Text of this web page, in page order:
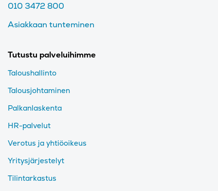
010 3472 800
Asiakkaan tunteminen
Tutustu palveluihimme
Taloushallinto
Talousjohtaminen
Palkanlaskenta
HR-palvelut
Verotus ja yhtiöoikeus
Yritysjärjestelyt
Tilintarkastus